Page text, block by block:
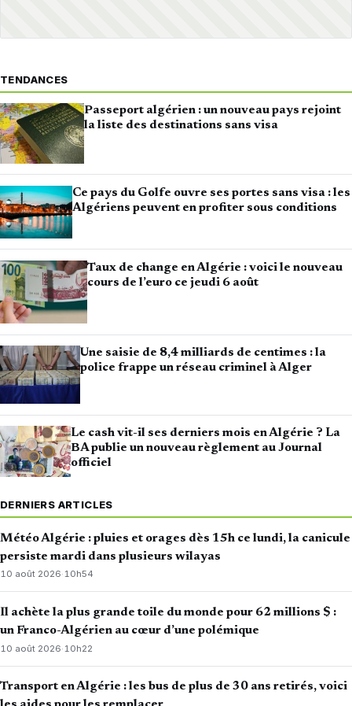
TENDANCES
Passeport algérien : un nouveau pays rejoint
la liste des destinations sans visa
Ce pays du Golfe ouvre ses portes sans visa : les
Algériens peuvent en profiter sous conditions
Taux de change en Algérie : voici le nouveau
cours de l’euro ce jeudi 6 août
Une saisie de 8,4 milliards de centimes : la
police frappe un réseau criminel à Alger
Le cash vit-il ses derniers mois en Algérie ? La
BA publie un nouveau règlement au Journal
officiel
DERNIERS ARTICLES
Météo Algérie : pluies et orages dès 15h ce lundi, la canicule
persiste mardi dans plusieurs wilayas
10 août 2026·10h54
Il achète la plus grande toile du monde pour 62 millions $ :
un Franco-Algérien au cœur d’une polémique
10 août 2026· 10h22
Transport en Algérie : les bus de plus de 30 ans retirés, voici